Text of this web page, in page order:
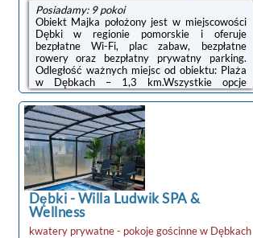
Posiadamy: 9 pokoi
Obiekt Majka położony jest w miejscowości
Dębki w regionie pomorskie i oferuje
bezpłatne Wi-Fi, plac zabaw, bezpłatne
rowery oraz bezpłatny prywatny parking.
Odległość ważnych miejsc od obiektu: Plaża
w Dębkach – 1,3 km.Wszystkie opcje
zakwaterowania wyposażone są w telewizor
z płaskim ekranem i mają balkon oraz
prywatną łazienkę z prysznicem.
Wyposażenie obejmuje również lodówkę i
czajnik.Na terenie obiektu Majka dostępny
jest ogród i taras.Lotnisko Lotnisko Gdańsk-
Rębiechowo znajduje się 69 km od
obiektu.Doba hotelowa od godziny 14:00 do
10:00.W obiekcie obowiązuje ...
Dębki-Willa Ludwik SPA &
Wellness
kwatery prywatne - pokoje gościnnew Dębkach